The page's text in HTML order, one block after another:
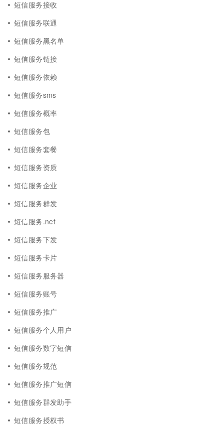
短信服务接收
短信服务联通
短信服务黑名单
短信服务链接
短信服务依赖
短信服务sms
短信服务概率
短信服务包
短信服务套餐
短信服务资质
短信服务企业
短信服务群发
短信服务.net
短信服务下发
短信服务卡片
短信服务服务器
短信服务账号
短信服务推广
短信服务个人用户
短信服务数字短信
短信服务规范
短信服务推广短信
短信服务群发助手
短信服务授权书